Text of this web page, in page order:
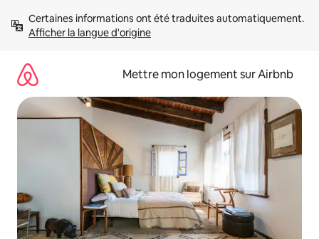
directement
Afficher la langue d'origine
Mettre mon logement sur Airbnb